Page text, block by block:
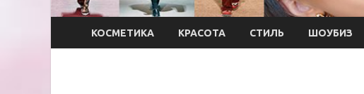
КОСМЕТИКА КРАСОТА СТИЛЬ ШОУБИЗ